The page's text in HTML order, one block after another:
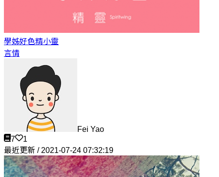
學姊好色精小靈
言情
Fei Yao
7
1
最近更新 / 2021-07-24 07:32:19